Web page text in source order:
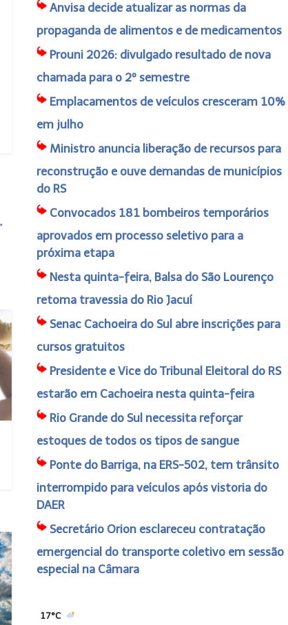
Anvisa decide atualizar as normas da
propaganda de alimentos e de medicamentos
Prouni 2026: divulgado resultado de nova
chamada para o 2º semestre
Emplacamentos de veículos cresceram 10%
em julho
Ministro anuncia liberação de recursos para
reconstrução e ouve demandas de municípios
do RS
Convocados 181 bombeiros temporários
aprovados em processo seletivo para a
próxima etapa
Nesta quinta-feira, Balsa do São Lourenço
retoma travessia do Rio Jacuí
Senac Cachoeira do Sul abre inscrições para
cursos gratuitos
Presidente e Vice do Tribunal Eleitoral do RS
estarão em Cachoeira nesta quinta-feira
Rio Grande do Sul necessita reforçar
estoques de todos os tipos de sangue
Ponte do Barriga, na ERS-502, tem trânsito
interrompido para veículos após vistoria do
DAER
Secretário Orion esclareceu contratação
emergencial do transporte coletivo em sessão
especial na Câmara
17°C